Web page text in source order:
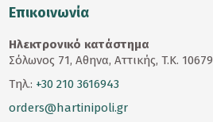
Επικοινωνία
Ηλεκτρονικό κατάστημα
Σόλωνος 71, Αθηνα, Αττικής, T.K. 10679
Τηλ.: +30 210 3616943
orders@hartinipoli.gr